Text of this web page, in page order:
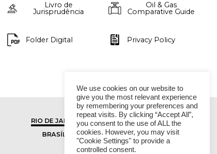
Livro de
Jurisprudência
Oil & Gas
Comparative Guide
Folder Digital Privacy Policy
RIO DE JANEIRO
SÃO PAULO
BRASÍLIA
VITÓRIA
We use cookies on our website to
give you the most relevant experience
by remembering your preferences and
repeat visits. By clicking “Accept All”,
you consent to the use of ALL the
cookies. However, you may visit
"Cookie Settings" to provide a
controlled consent.